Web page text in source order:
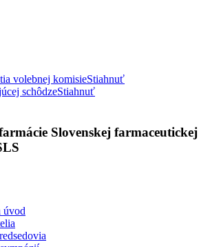
volebnej komisieStiahnuť
schôdzeStiahnuť
Slovenskej farmaceutickej
úvod